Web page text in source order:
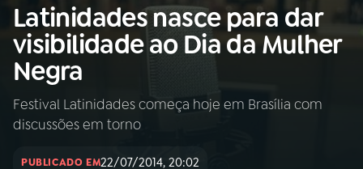
Buscar
na
Rádio
Nacional
Buscar
AO VIVO
INÍCIO
Latinidades nasce para dar
visibilidade ao Dia da Mulher
Negra
Festival Latinidades começa hoje em Brasília com
discussões em torno
PUBLICADO EM22/07/2014, 20:02